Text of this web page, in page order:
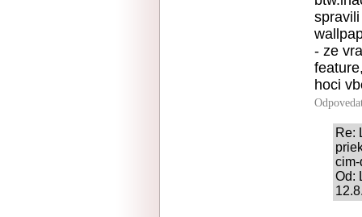
- ze
hoci
Re:
Od: